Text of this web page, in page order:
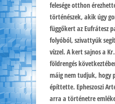
felesége otthon
történészek, akik úgy
függőkert az Eufrátesz
folyóból, szivattyúk
vízzel. A kert sajnos a
földrengés
máig nem tudjuk, hogy
építtette. Epheszoszi
arra a történetre